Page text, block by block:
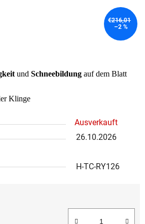
und Schneebildung auf dem Blatt
Klinge
Ausverkauft
26.10.2026
H-TC-RY126
€216,01
–2 %